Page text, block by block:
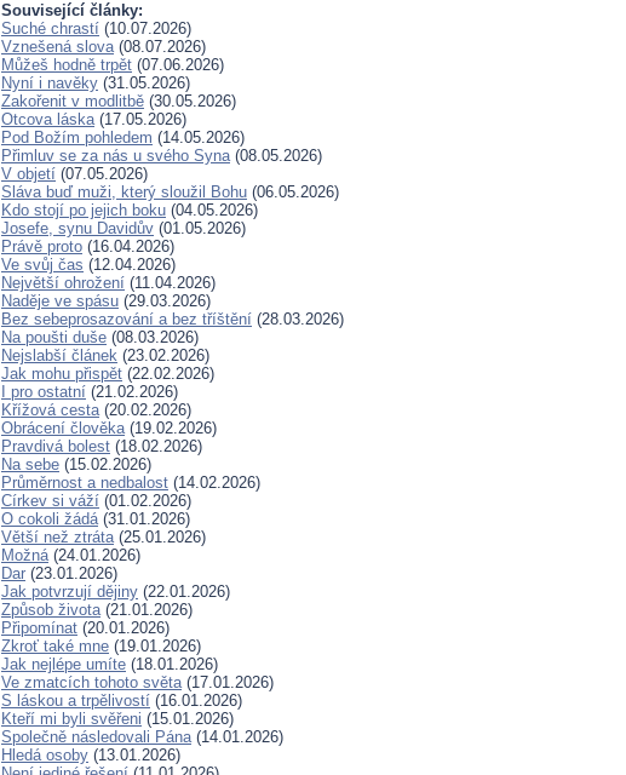
Související články:
Suché chrastí (10.07.2026)
Vznešená slova(08.07.2026)
Můžeš hodně trpět (07.06.2026)
Nyní i navěky (31.05.2026)
Zakořenit v modlitbě (30.05.2026)
Otcova láska(17.05.2026)
Pod Božím pohledem (14.05.2026)
Přimluv se za nás u svého Syna(08.05.2026)
V objetí (07.05.2026)
Sláva buď muži, který sloužil Bohu (06.05.2026)
Kdo stojí po jejich boku (04.05.2026)
Josefe, synu Davidův (01.05.2026)
Právě proto (16.04.2026)
Ve svůj čas (12.04.2026)
Největší ohrožení (11.04.2026)
Naděje ve spásu (29.03.2026)
Bez sebeprosazování a bez tříštění (28.03.2026)
Na poušti duše (08.03.2026)
Nejslabší článek (23.02.2026)
Jak mohu přispět (22.02.2026)
I pro ostatní (21.02.2026)
Křížová cesta(20.02.2026)
Obrácení člověka(19.02.2026)
Pravdivá bolest (18.02.2026)
Na sebe (15.02.2026)
Průměrnost a nedbalost (14.02.2026)
Církev si váží (01.02.2026)
O cokoli žádá(31.01.2026)
Větší než ztráta(25.01.2026)
Možná(24.01.2026)
Dar (23.01.2026)
Jak potvrzují dějiny (22.01.2026)
Způsob života(21.01.2026)
Připomínat (20.01.2026)
Zkroť také mne (19.01.2026)
Jak nejlépe umíte (18.01.2026)
Ve zmatcích tohoto světa(17.01.2026)
S láskou a trpělivostí (16.01.2026)
Kteří mi byli svěřeni (15.01.2026)
Společně následovali Pána(14.01.2026)
Hledá osoby (13.01.2026)